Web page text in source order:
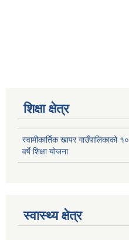
शिक्षा क्षेत्र
स्वामीकार्तिक खापर गाउँपालिकाको १०
वर्षे शिक्षा योजना
स्वास्थ्य क्षेत्र